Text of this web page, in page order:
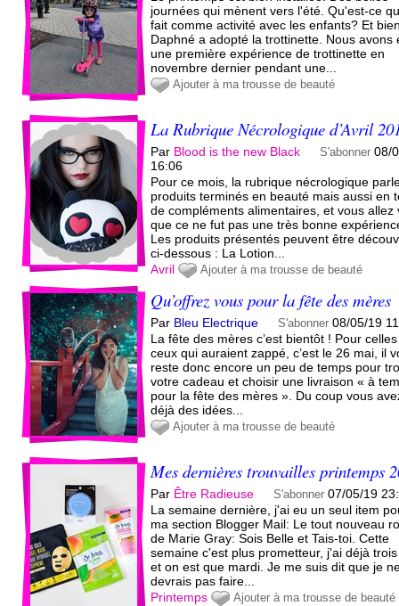
journées qui mènent vers l'été. Qu'est-ce
fait comme activité avec les enfants? Et
Daphné a adopté la trottinette. Nous avons
une première expérience de trottinette en
novembre dernier pendant une...
Ajouter à ma trousse de beauté
La Rubrique Nécrologique d’Avril
Par Blood is the new Black S'abonner 08/
16:06
Pour ce mois, la rubrique nécrologique
produits terminés en beauté mais aussi en
de compléments alimentaires, et vous allez
que ce ne fut pas une très bonne
Les produits présentés peuvent être
ci-dessous : La Lotion...
Avril
Ajouter à ma trousse de beauté
Qu’offrez vous pour la fête des mères
Par Bleu Electrique S'abonner 08/05/19
La fête des mères c’est bientôt ! Pour
ceux qui auraient zappé, c’est le 26 mai, il
reste donc encore un peu de temps pour
votre cadeau et choisir une livraison « à
pour la fête des mères ». Du coup vous
déjà des idées...
Ajouter à ma trousse de beauté
Mes dernières trouvailles printemps
Par Être Radieuse S'abonner 07/05/19
La semaine dernière, j'ai eu un seul item
ma section Blogger Mail: Le tout nouveau
de Marie Gray: Sois Belle et Tais-toi. Cette
semaine c'est plus prometteur, j'ai déjà
et on est que mardi. Je me suis dit que je
devrais pas faire...
Printemps
Ajouter à ma trousse de beauté